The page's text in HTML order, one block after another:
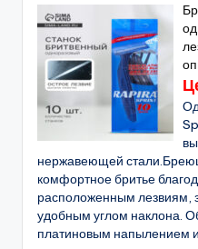
нержавеющей
комфортное бритье
расположенным лезвиям,
удобным углом наклона.
платиновым напылением